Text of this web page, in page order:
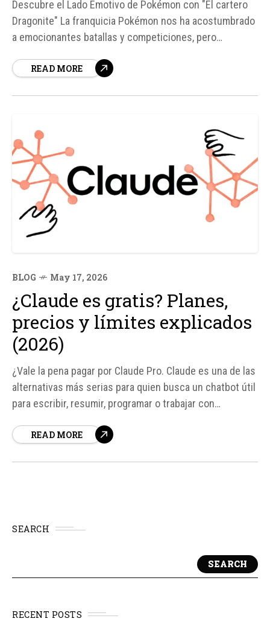
Descubre el Lado Emotivo de Pokémon con "El cartero
Dragonite" La franquicia Pokémon nos ha acostumbrado
a emocionantes batallas y competiciones, pero
fibras más sensibles. "Pokémon: El cartero Dragonite"
READ MORE
BLOG May 17, 2026
¿Claude es gratis? Planes,
precios y límites explicados
(2026)
¿Vale la pena pagar por Claude Pro. Claude es una de las
alternativas más serias para quien busca un chatbot útil
para escribir, resumir, programar o trabajar con
duda de si Claude es gratis o si obliga a pagar para ser
READ MORE
SEARCH
SEARCH
RECENT POSTS